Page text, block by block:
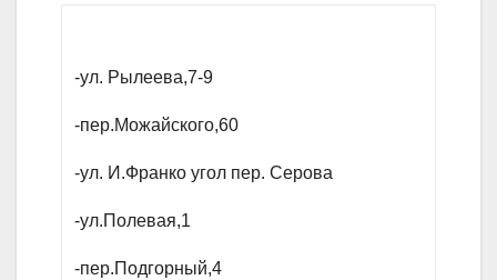
-ул. Рылеева,7-9
-пер.Можайского,60
-ул. И.Франко угол пер. Серова
-ул.Полевая,1
-пер.Подгорный,4